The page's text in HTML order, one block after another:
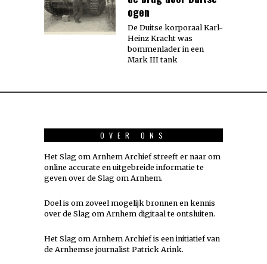
ogen
De Duitse korporaal Karl-
Heinz Kracht was
bommenlader in een
Mark III tank
OVER ONS
Het Slag om Arnhem Archief streeft er naar om
online accurate en uitgebreide informatie te
geven over de Slag om Arnhem.
Doel is om zoveel mogelijkbronnen en kennis
over de Slag om Arnhem digitaal te ontsluiten.
Het Slag om Arnhem Archief is een initiatief van
de Arnhemse journalist Patrick Arink.